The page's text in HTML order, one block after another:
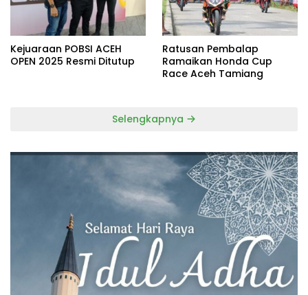
Kejuaraan POBSI ACEH
OPEN 2025 Resmi Ditutup
Ratusan Pembalap
Ramaikan Honda Cup
Race Aceh Tamiang
Selengkapnya